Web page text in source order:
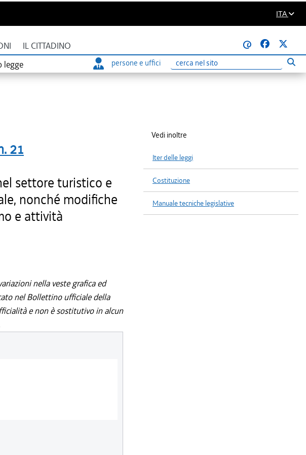
ITA
IL CITTADINO
@
legge persone e uffici
Ricerca
21
settore turistico e
nonché modifiche
e attività
nella veste grafica ed
nel Bollettino ufficiale della
e non è sostitutivo in alcun
Vedi inoltre
Iter delle leggi
Costituzione
Manuale tecniche legislative